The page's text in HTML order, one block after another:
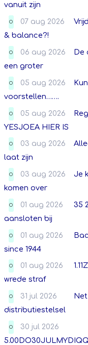
vanuit zijn
O 07 aug 2026
& balance?!
O 06 aug 2026
De
een groter
O 05 aug 2026
voorstellen…….
O 05 aug 2026
YESJOEA HIER IS
O 03 aug 2026
laat zijn
O 03 aug 2026
Je
komen over
O 01 aug 2026
35
aansloten bij
O 01 aug 2026
since 1944
O 01 aug 2026
wrede straf
O 31 jul 2026
distributiestelsel
O
30 jul 2026